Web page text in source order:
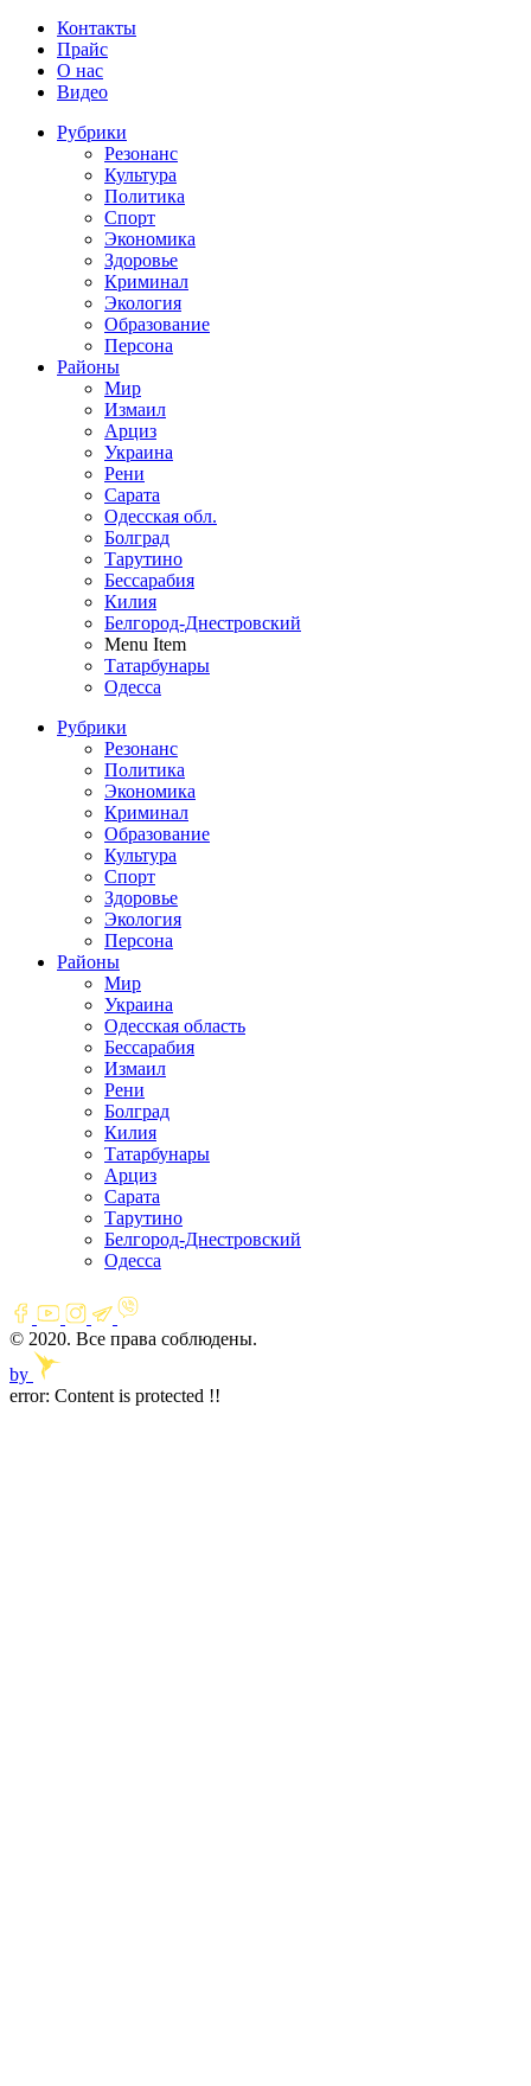
Контакты
Прайс
О нас
Видео
Рубрики
Резонанс
Культура
Политика
Спорт
Экономика
Здоровье
Криминал
Экология
Образование
Персона
Районы
Мир
Измаил
Арциз
Украина
Рени
Сарата
Одесская обл.
Болград
Тарутино
Бессарабия
Килия
Белгород-Днестровский
Menu Item
Татарбунары
Одесса
Рубрики
Резонанс
Политика
Экономика
Криминал
Образование
Культура
Спорт
Здоровье
Экология
Персона
Районы
Мир
Украина
Одесская область
Бессарабия
Измаил
Рени
Болград
Килия
Татарбунары
Арциз
Сарата
Тарутино
Белгород-Днестровский
Одесса
© 2020. Все права соблюдены.
by
error: Content is protected !!